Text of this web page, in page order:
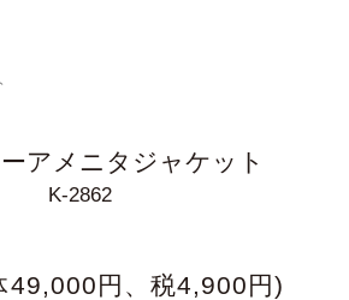
アメニタジャケット
K-2862
49,000円、税4,900円)